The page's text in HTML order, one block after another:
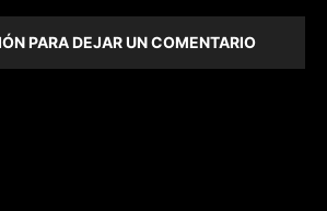
PARA DEJAR UN COMENTARIO